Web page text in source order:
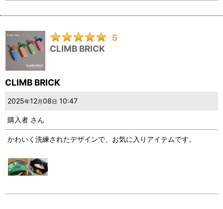
5
CLIMB BRICK
CLIMB BRICK
2025年12月08日 10:47
購入者 さん
かわいく洗練されたデザインで、お気に入りアイテムです。